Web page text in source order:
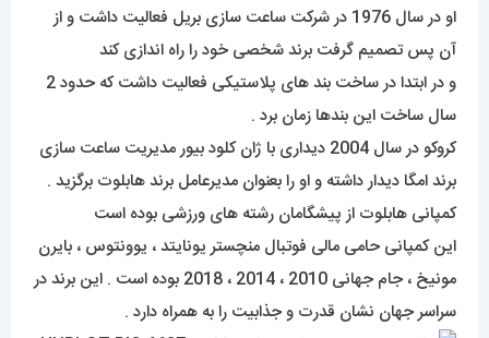
او در سال 1976 در شرکت ساعت سازی بریل فعالیت داشت و از
آن پس تصمیم گرفت برند شخصی خود را راه اندازی کند
و در ابتدا در ساخت بند های پلاستیکی فعالیت داشت که حدود 2
سال ساخت این بندها زمان برد .
کروکو در سال 2004 دیداری با ژان کلود بیور مدیریت ساعت سازی
برند امگا دیدار داشته و او را بعنوان مدیرعامل برند هابلوت برگزید .
کمپانی هابلوت از پیشگامان رشته های ورزشی بوده است
این کمپانی حامی مالی فوتبال منچستر یونایتد ، یوونتوس ، بایرن
مونیخ ، جام جهانی 2010 ، 2014 ، 2018 بوده است . این برند در
سراسر جهان نشان قدرت و جذابیت را به همراه دارد .